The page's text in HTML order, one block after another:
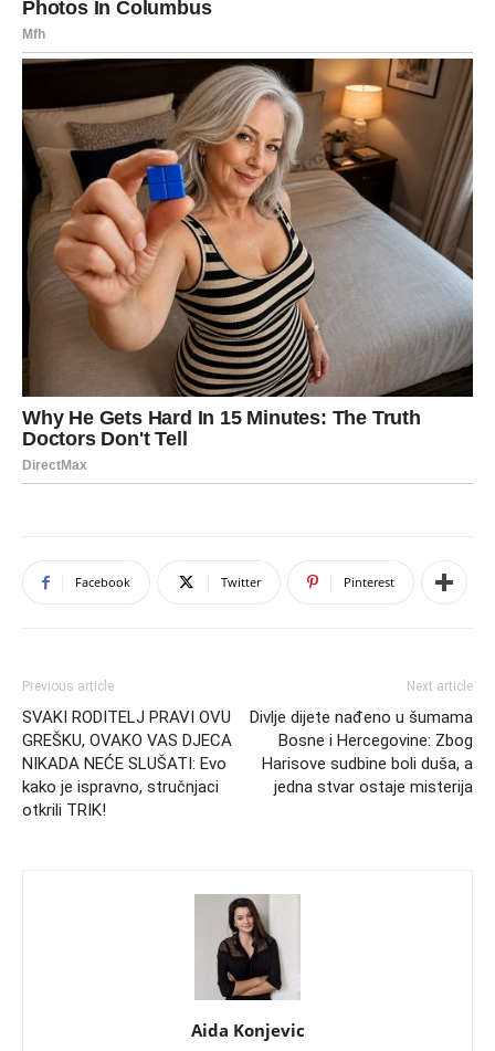
Facebook Twitter Pinterest
Previous article
SVAKI RODITELJ PRAVI OVU
GREŠKU, OVAKO VAS DJECA
NIKADA NEĆE SLUŠATI: Evo
kako je ispravno, stručnjaci
otkrili TRIK!
Next article
Divlje dijete nađeno u šumama
Bosne i Hercegovine: Zbog
Harisove sudbine boli duša, a
jedna stvar ostaje misterija
Aida Konjevic